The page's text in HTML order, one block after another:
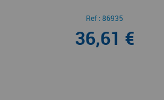
Ref :86935
36,61 €